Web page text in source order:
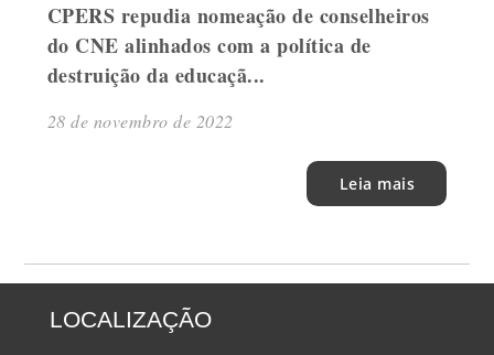
CPERS repudia nomeação de conselheiros
do CNE alinhados com a política de
destruição da educaçã...
28 de novembro de 2022
Leia mais
LOCALIZAÇÃO